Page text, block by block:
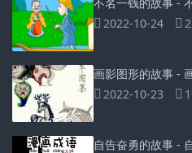
2022-10-24
画影图形的故事 -
2022-10-23
自告奋勇的故事 -